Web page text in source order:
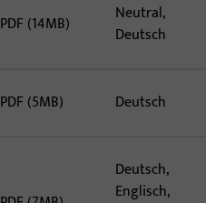
PDF (14MB)
Neutral,
Deutsch
PDF (5MB) Deutsch
Deutsch,
Englisch,